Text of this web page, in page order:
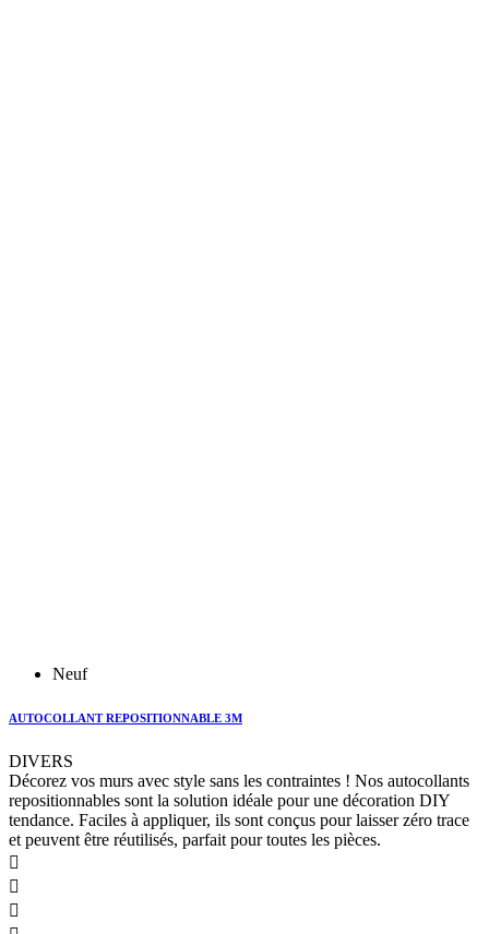
Neuf
AUTOCOLLANT REPOSITIONNABLE 3M
DIVERS
Décorez vos murs avec style sans les contraintes ! Nos autocollants
repositionnables sont la solution idéale pour une décoration DIY
tendance. Faciles à appliquer, ils sont conçus pour laisser zéro trace
et peuvent être réutilisés, parfait pour toutes les pièces.


